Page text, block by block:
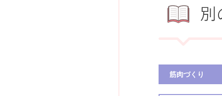
筋肉づくり